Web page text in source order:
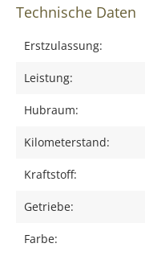
Technische Daten
Erstzulassung:
Leistung:
Hubraum:
Kilometerstand:
Kraftstoff:
Getriebe:
Farbe: